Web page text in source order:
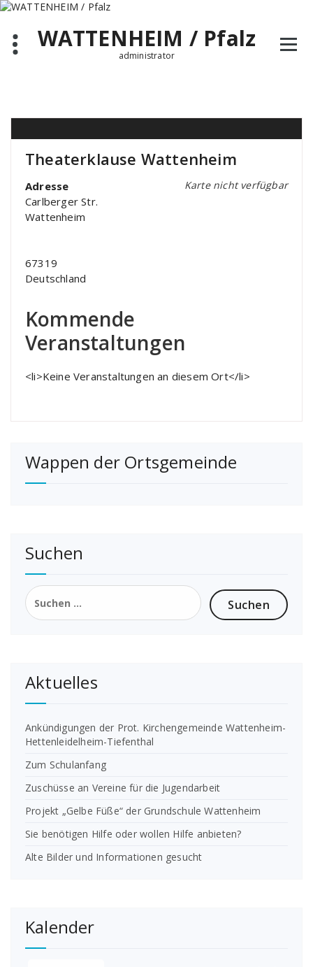
Zum
springenWATTENHEIM / Pfalz
administrator
Theaterklause Wattenheim
Karte nicht verfügbar
Adresse
Carlberger Str.
Wattenheim
67319
Deutschland
Kommende
Veranstaltungen
<li>Keine Veranstaltungen an diesem Ort</li>
Wappen der Ortsgemeinde
Suchen
Suchen
nach:
Aktuelles
Ankündigungen der Prot. Kirchengemeinde Wattenheim-
Hettenleidelheim-Tiefenthal
Zum Schulanfang
Zuschüsse an Vereine für die Jugendarbeit
Projekt „Gelbe Füße“ der Grundschule Wattenheim
Sie benötigen Hilfe oder wollen Hilfe anbieten?
Alte Bilder und Informationen gesucht
Kalender